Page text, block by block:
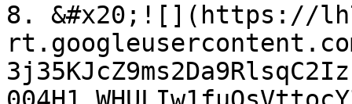
8. &#x20;![](https://